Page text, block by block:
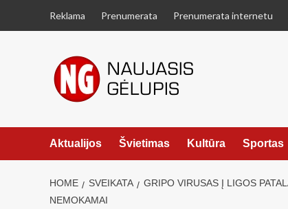
Reklama Prenumerata Prenumerata internetu
Aktualijos Švietimas Kultūra Sportas
HOME SVEIKATA
GRIPO VIRUSAS Į LIGOS
NEMOKAMAI